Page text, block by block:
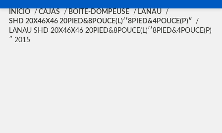
INICIO CAJAS BOITE-DOMPEUSE
LANAU
SHD 20X46X46 20PIED&8POUCE(L)′′8PIED&4POUCE(P)″
LANAU SHD 20X46X46 20PIED&8POUCE(L)′′8PIED&4POUCE(P)
″ 2015